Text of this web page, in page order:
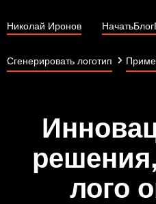
Николай Иронов НачатьБлог
Сгенерировать логотип
лого